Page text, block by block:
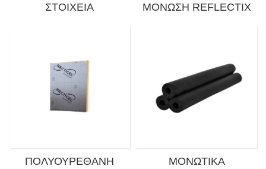
ΣΤΟΙΧΕΊΑ
ΜΌΝΩΣΗ REFLECTIX
ΠΟΛΥΟΥΡΕΘΆΝΗ
ΜΟΝΩΤΙΚΆ